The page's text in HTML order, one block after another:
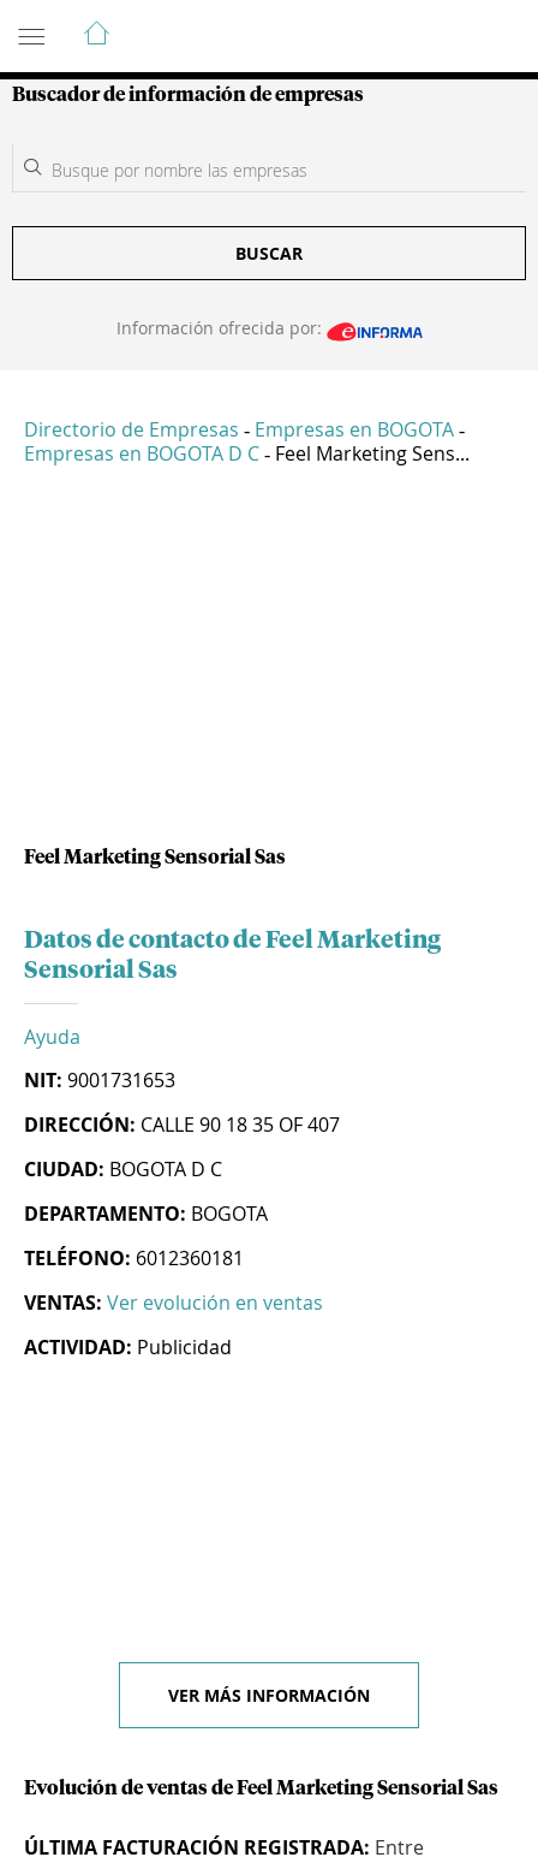
Guía de Empresas Colombianas
Buscador de información de empresas
BUSCAR
Información ofrecida por:
Directorio de Empresas - Empresas en BOGOTA -
Empresas en BOGOTA D C - Feel Marketing Sens...
Feel Marketing Sensorial Sas
Datos de contacto de Feel Marketing
Sensorial Sas
Ayuda
NIT: 9001731653
DIRECCIÓN: CALLE 90 18 35 OF 407
CIUDAD: BOGOTA D C
DEPARTAMENTO: BOGOTA
TELÉFONO: 6012360181
VENTAS: Ver evolución en ventas
ACTIVIDAD: Publicidad
VER MÁS INFORMACIÓN
Evolución de ventas de Feel Marketing Sensorial Sas
ÚLTIMA FACTURACIÓN REGISTRADA: Entre